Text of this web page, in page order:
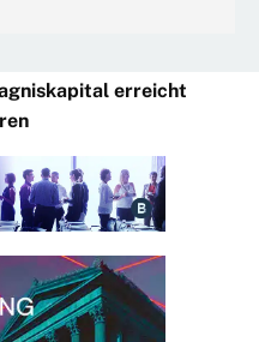
erreicht